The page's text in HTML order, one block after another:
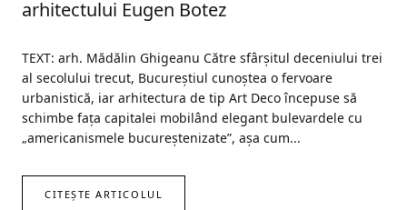
arhitectului Eugen Botez
TEXT: arh. Mădălin Ghigeanu Către sfârșitul deceniului trei
al secolului trecut, Bucureștiul cunoștea o fervoare
urbanistică, iar arhitectura de tip Art Deco începuse să
schimbe fața capitalei mobilând elegant bulevardele cu
„americanismele bucureștenizate”, așa cum...
CITEȘTE ARTICOLUL